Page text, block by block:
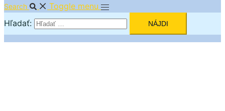
Search
Toggle menu
Hľadať: